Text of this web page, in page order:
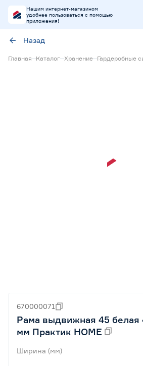
Нашим интернет-магазином
удобнее пользоваться с помощью
приложения!
Назад
Главная Каталог Хранение Гардеробные
670000071
Рама выдвижная 45 белая
мм Практик HOME
Ширина (мм)